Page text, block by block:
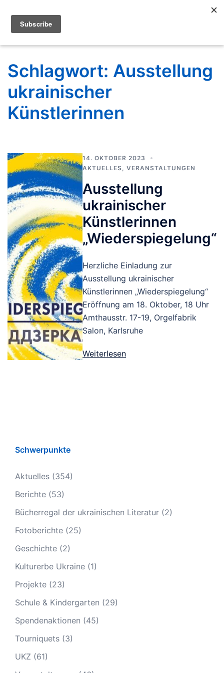
Schlagwort: Ausstellung
ukrainischer
Künstlerinnen
14. OKTOBER 2023
AKTUELLES
VERANSTALTUNGEN
Ausstellung
ukrainischer
Künstlerinnen
„Wiederspiegelung“
Herzliche Einladung zur
Ausstellung ukrainischer
Künstlerinnen „Wiederspiegelung“
Eröffnung am 18. Oktober, 18 Uhr
Amthausstr. 17-19, Orgelfabrik
Salon, Karlsruhe
Weiterlesen
Schwerpunkte
Aktuelles (354)
Berichte (53)
Bücherregal der ukrainischen Literatur (2)
Fotoberichte (25)
Geschichte (2)
Kulturerbe Ukraine (1)
Projekte (23)
Schule & Kindergarten (29)
Spendenaktionen (45)
Tourniquets (3)
UKZ (61)